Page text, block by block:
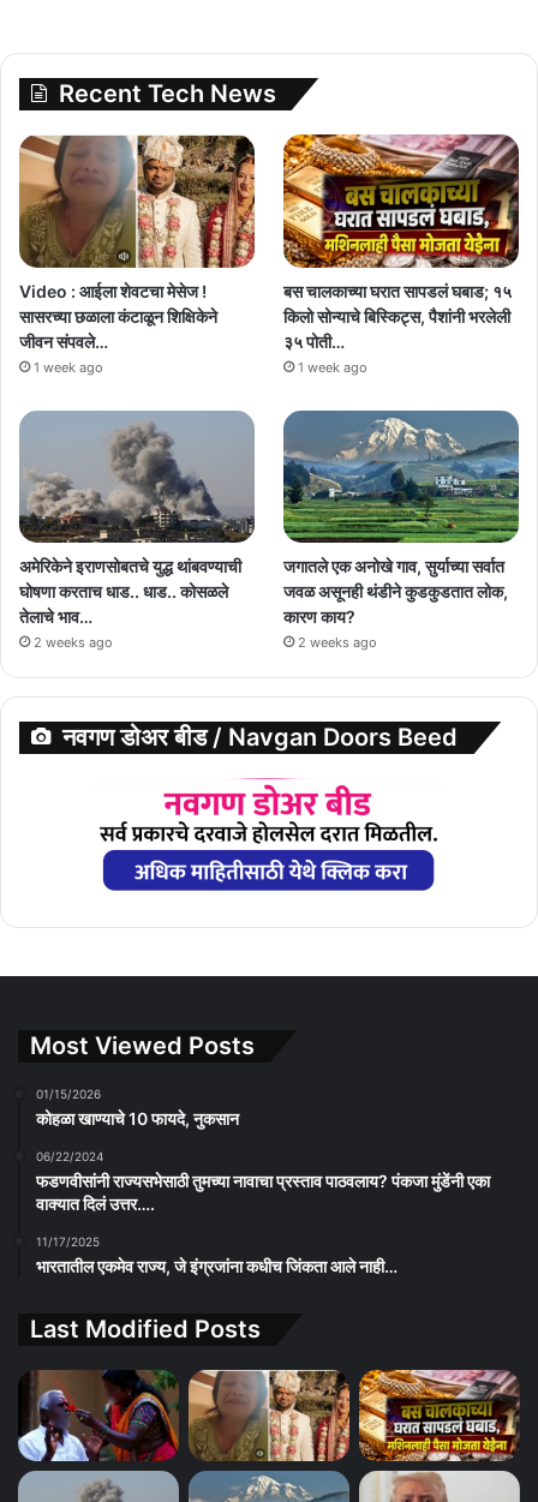
Recent Tech News
Video : आईला शेवटचा मेसेज !
सासरच्या छळाला कंटाळून शिक्षिकेने
जीवन संपवले…
1 week ago
बस चालकाच्या घरात सापडलं घबाड; १५
किलो सोन्याचे बिस्किट्स, पैशांनी भरलेली
३५ पोती…
1 week ago
अमेरिकेने इराणसोबतचे युद्ध थांबवण्याची
घोषणा करताच धाड.. धाड.. कोसळले
तेलाचे भाव…
2 weeks ago
जगातले एक अनोखे गाव, सुर्याच्या सर्वात
जवळ असूनही थंडीने कुडकुडतात लोक,
कारण काय?
2 weeks ago
नवगण डोअर बीड / Navgan Doors Beed
Most Viewed Posts
01/15/2026
कोहळा खाण्याचे 10 फायदे, नुकसान
06/22/2024
फडणवीसांनी राज्यसभेसाठी तुमच्या नावाचा प्रस्ताव पाठवलाय? पंकजा मुंडेंनी एका
वाक्यात दिलं उत्तर….
11/17/2025
भारतातील एकमेव राज्य, जे इंग्रजांना कधीच जिंकता आले नाही…
Last Modified Posts